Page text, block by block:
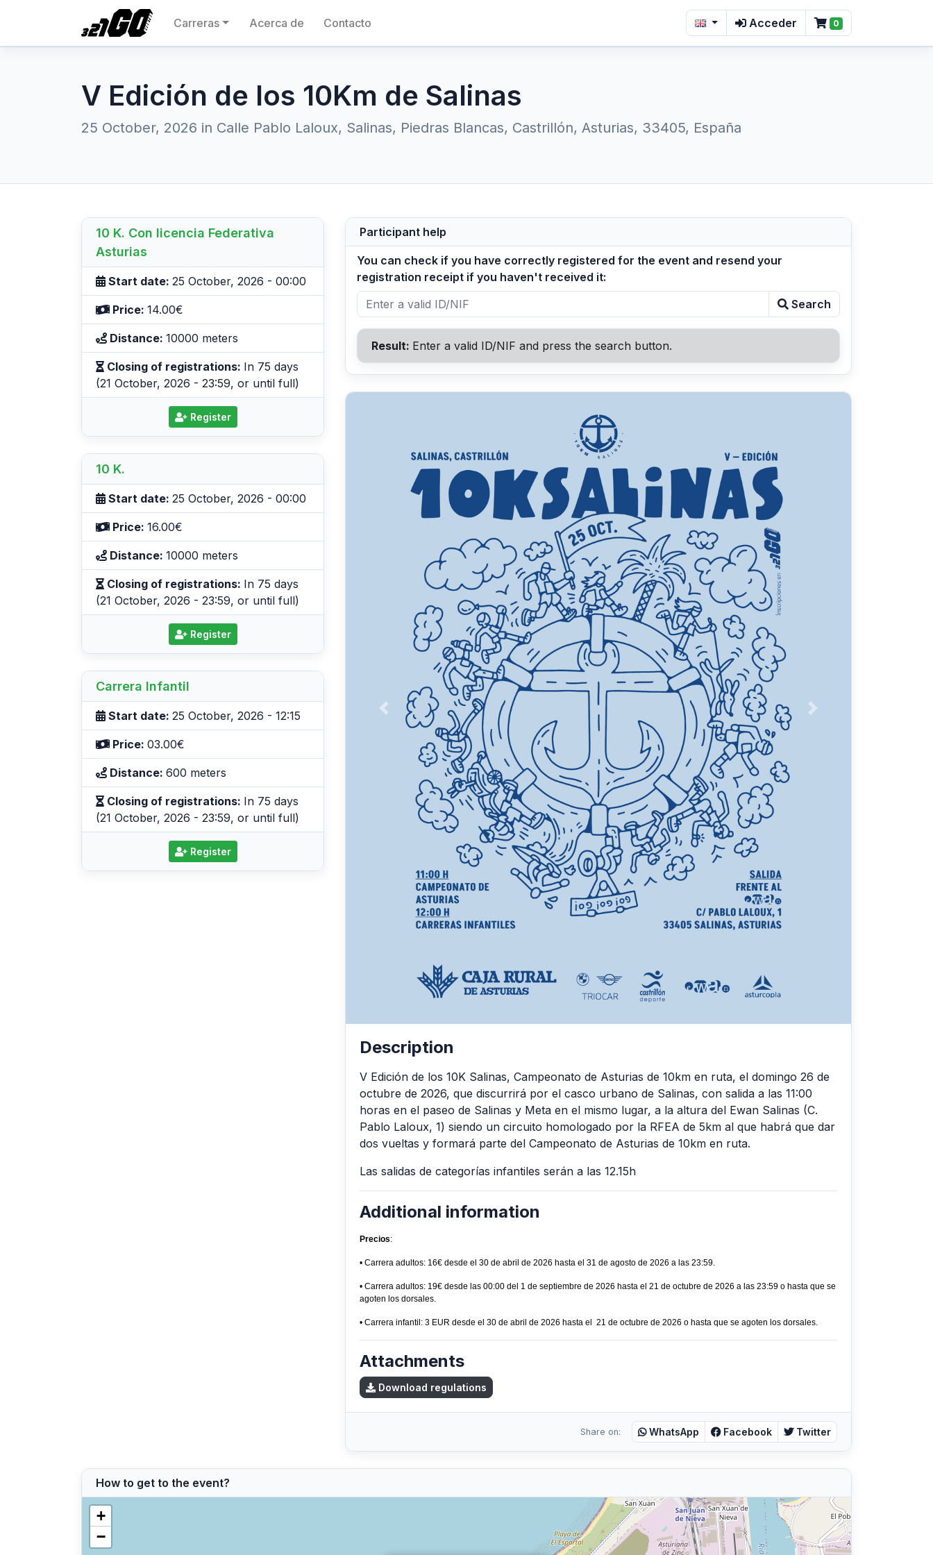
Carreras Acerca de Contacto Acceder 0
V Edición de los 10Km de Salinas
25 October, 2026 in Calle Pablo Laloux, Salinas, Piedras Blancas, Castrillón, Asturias, 33405, España
10 K. Con licencia Federativa
Asturias
Start date: 25 October, 2026 - 00:00
Price: 14.00€
Distance: 10000 meters
Closing of registrations: In 75 days
(21 October, 2026 - 23:59, or until full)
Register
10 K.
Start date: 25 October, 2026 - 00:00
Price: 16.00€
Distance: 10000 meters
Closing of registrations: In 75 days
(21 October, 2026 - 23:59, or until full)
Register
Carrera Infantil
Start date: 25 October, 2026 - 12:15
Price: 03.00€
Distance: 600 meters
Closing of registrations: In 75 days
(21 October, 2026 - 23:59, or until full)
Register
Participant help
You can check if you have correctly registered for the event and resend your
registration receipt if you haven't received it:
Search
Result: Enter a valid ID/NIF and press the search button.
Anterior Siguiente
Description
V Edición de los 10K Salinas, Campeonato de Asturias de 10km en ruta, el domingo 26 de
octubre de 2026, que discurrirá por el casco urbano de Salinas, con salida a las 11:00
horas en el paseo de Salinas y Meta en el mismo lugar, a la altura del Ewan Salinas (C.
Pablo Laloux, 1) siendo un circuito homologado por la RFEA de 5km al que habrá que dar
dos vueltas y formará parte del Campeonato de Asturias de 10km en ruta.
Las salidas de categorías infantiles serán a las 12.15h
Additional information
Precios:
• Carrera adultos: 16€ desde el 30 de abril de 2026 hasta el 31 de agosto de 2026 a las 23:59.
• Carrera adultos: 19€ desde las 00:00 del 1 de septiembre de 2026 hasta el 21 de octubre de 2026 a las 23:59 o hasta que se
agoten los dorsales.
• Carrera infantil: 3 EUR desde el 30 de abril de 2026 hasta el 21 de octubre de 2026 o hasta que se agoten los dorsales.
Attachments
Download regulations
Share on: WhatsApp Facebook Twitter
How to get to the event?
+
−